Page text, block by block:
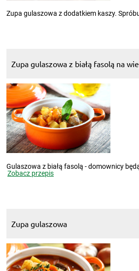
Zupa gulaszowa z dodatkiem kaszy.
Zupa gulaszowa z białą fasolą na
Gulaszowa z białą fasolą - domownicy
Zobacz przepis
Zupa gulaszowa